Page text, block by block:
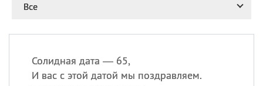
Все
Солидная дата — 65,
И вас с этой датой мы поздравляем.
великомученика
врачей и целителя
больных